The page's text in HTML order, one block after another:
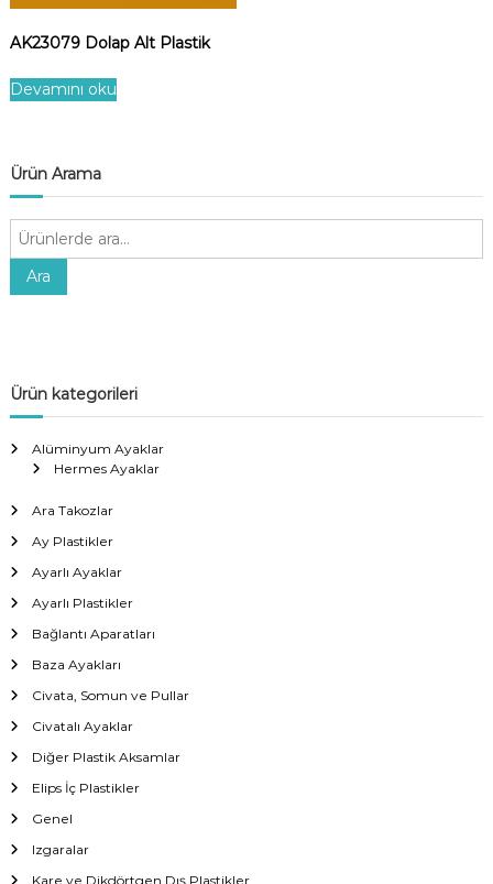
AK23079 Dolap Alt Plastik
Devamını oku
Ürün Arama
:
Ara
Ürün kategorileri
Alüminyum Ayaklar
Hermes Ayaklar
Ara Takozlar
Ay Plastikler
Ayarlı Ayaklar
Ayarlı Plastikler
Bağlantı Aparatları
Baza Ayakları
Civata, Somun ve Pullar
Civatalı Ayaklar
Diğer Plastik Aksamlar
Elips İç Plastikler
Genel
Izgaralar
Kare ve Dikdörtgen Dış Plastikler